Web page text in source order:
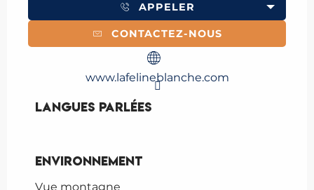
APPELER
CONTACTEZ-NOUS
www.lafelineblanche.com
Langues parlées
Langues parlées
Environnement
Environnement
Vue montagne